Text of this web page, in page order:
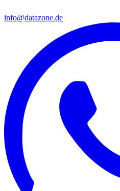
info@datazone.de